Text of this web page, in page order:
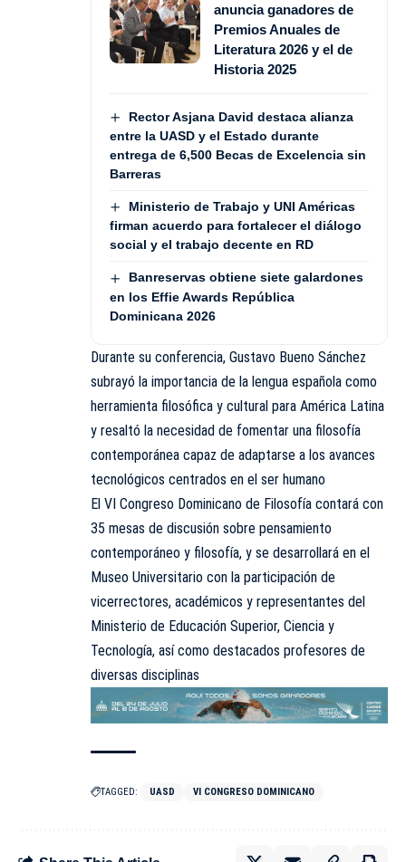
anuncia ganadores de
Premios Anuales de
Literatura 2026 y el de
Historia 2025
Rector Asjana David destaca alianza
entre la UASD y el Estado durante
entrega de 6,500 Becas de Excelencia sin
Barreras
Ministerio de Trabajo y UNI Américas
firman acuerdo para fortalecer el diálogo
social y el trabajo decente en RD
Banreservas obtiene siete galardones
en los Effie Awards República
Dominicana 2026
Durante su conferencia, Gustavo Bueno Sánchez
subrayó la importancia de la lengua española como
herramienta filosófica y cultural para América Latina
y resaltó la necesidad de fomentar una filosofía
contemporánea capaz de adaptarse a los avances
tecnológicos centrados en el ser humano
El VI Congreso Dominicano de Filosofía contará con
35 mesas de discusión sobre pensamiento
contemporáneo y filosofía, y se desarrollará en el
Museo Universitario con la participación de
vicerrectores, académicos y representantes del
Ministerio de Educación Superior, Ciencia y
Tecnología, así como destacados profesores de
diversas disciplinas
TAGGED: UASD VI CONGRESO DOMINICANO